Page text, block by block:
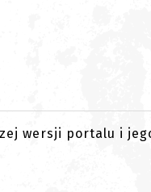
wersji portalu i